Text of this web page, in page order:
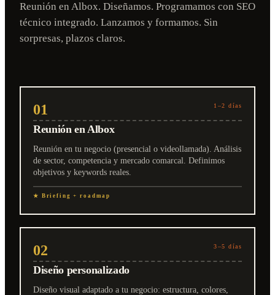
Reunión en Albox. Diseñamos. Programamos con SEO
técnico integrado. Lanzamos y formamos. Sin
sorpresas, plazos claros.
01 1–2 días
Reunión en Albox
Reunión en tu negocio (presencial o videollamada). Análisis
de sector, competencia y mercado comarcal. Definimos
objetivos y keywords reales.
★ Briefing + roadmap
02 3–5 días
Diseño personalizado
Diseño visual adaptado a tu negocio: estructura, colores,